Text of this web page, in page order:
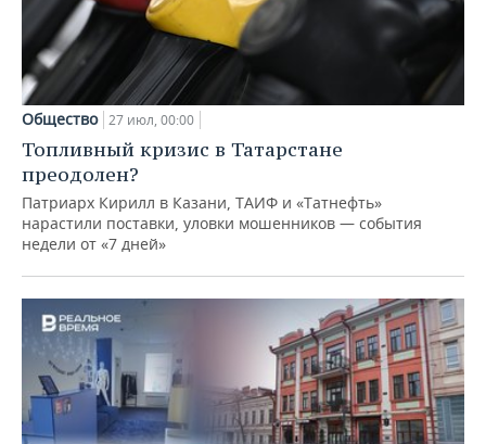
Общество 27 июл, 00:00
Топливный кризис в Татарстане
преодолен?
Патриарх Кирилл в Казани, ТАИФ и «Татнефть»
нарастили поставки, уловки мошенников — события
недели от «7 дней»